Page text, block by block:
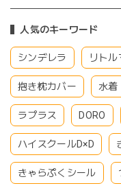
人気のキーワード
シンデレラ リトル
抱き枕カバー 水着
ラプラス DORO
ハイスクールD×D
きゃらぷくシール